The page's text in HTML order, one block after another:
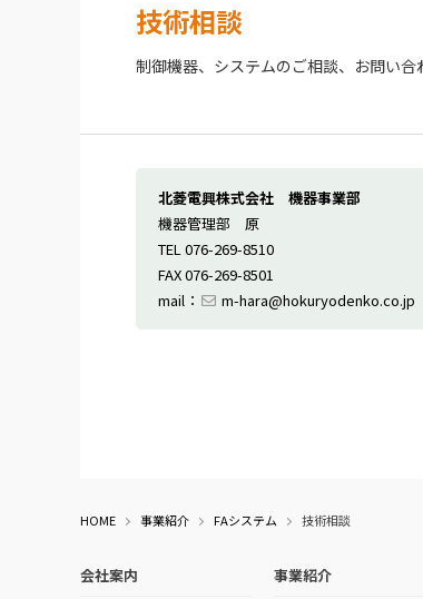
技術相談
制御機器、システムのご相談、お問い合
北菱電興株式会社 機器事業部
機器管理部 原
TEL 076-269-8510
FAX 076-269-8501
mail：
m-hara@hokuryodenko.co.jp
HOME 事業紹介 FAシステム 技術相談
会社案内 事業紹介